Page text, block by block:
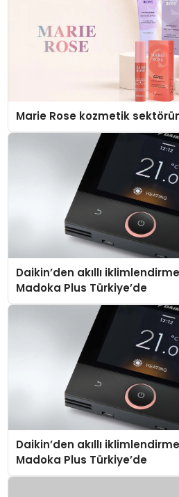
Marie Rose kozmetik
Daikin’den akıllı
Madoka Plus Türkiye’de
Daikin’den akıllı
Madoka Plus Türkiye’de